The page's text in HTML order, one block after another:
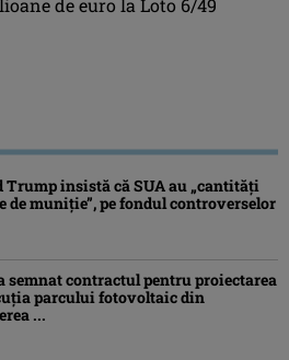
de euro la Loto 6/49
Trump insistă că SUA au „cantităţi
de muniţie”, pe fondul controverselor
semnat contractul pentru proiectarea
parcului fotovoltaic din
...